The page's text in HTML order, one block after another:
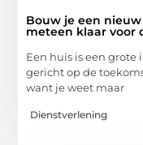
Bouw je een
meteen klaar voor
Een huis is een grote
gericht op de
want je weet maar
Dienstverlening